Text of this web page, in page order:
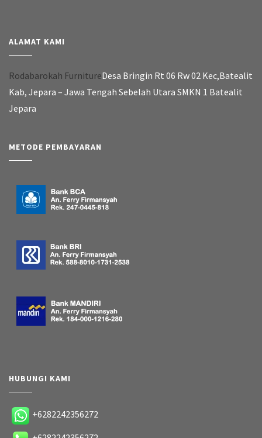
ALAMAT KAMI
Rodabarokah FurnitureDesa Bringin Rt 06 Rw 02 Kec,Batealit
Kab, Jepara – Jawa Tengah Sebelah Utara SMKN 1 Batealit
Jepara
METODE PEMBAYARAN
HUBUNGI KAMI
+6282242356272